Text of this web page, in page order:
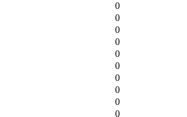
0
0
0
0
0
0
0
0
0
0